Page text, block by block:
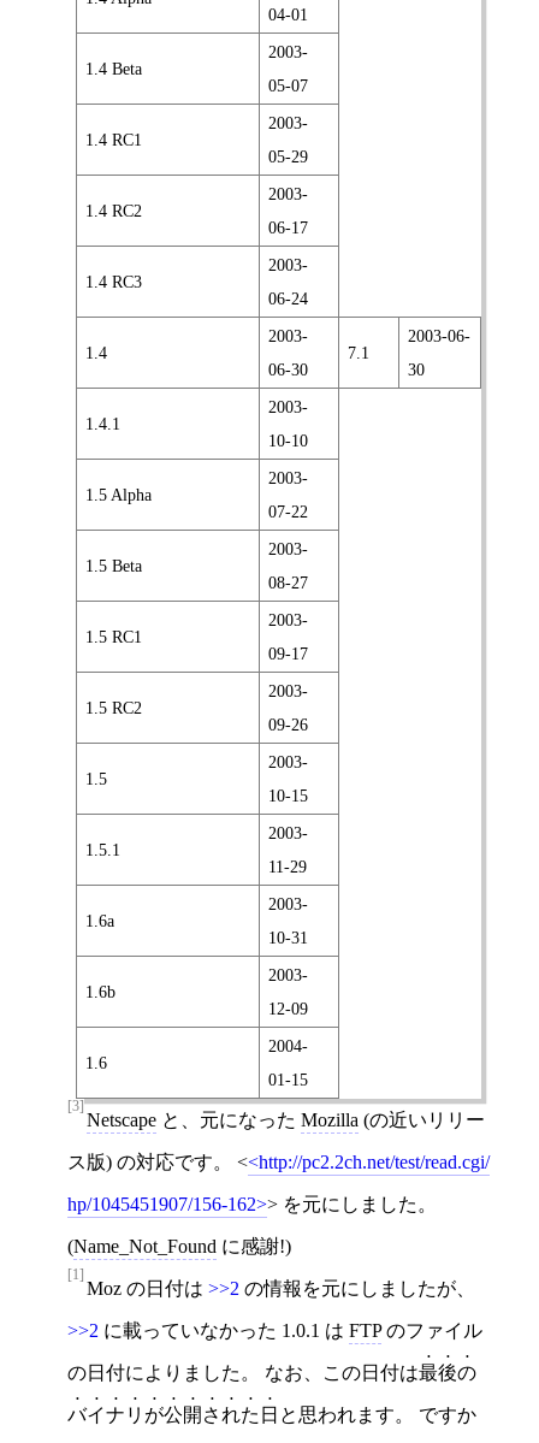
04-01
1.4 Beta
2003-
05-07
1.4 RC1
2003-
05-29
1.4 RC2
2003-
06-17
1.4 RC3
2003-
06-24
1.4
2003-
06-30
7.1
2003-06-
30
1.4.1
2003-
10-10
1.5 Alpha
2003-
07-22
1.5 Beta
2003-
08-27
1.5 RC1
2003-
09-17
1.5 RC2
2003-
09-26
1.5
2003-
10-15
1.5.1
2003-
11-29
1.6a
2003-
10-31
1.6b
2003-
12-09
1.6
2004-
01-15
[3]
Netscape と、元になった Mozilla (の近いリリー
ス版) の対応です。 < http://pc2.2ch.net/test/read.cgi/
hp/1045451907/156-162 > を元にしました。
(Name_Not_Found に感謝!)
[1]
Moz の日付は >>2 の情報を元にしましたが、
>>2 に載っていなかった 1.0.1 は FTPのファイル
の日付によりました。 なお、この日付は最後の
バイナリが公開された日 と思われます。 ですか